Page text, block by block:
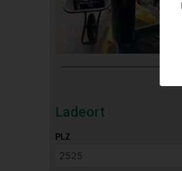
Ladeort
PLZ